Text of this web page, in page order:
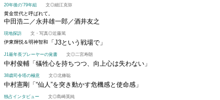
20年後の'79年組 文◎細江克弥
黄金世代と呼ばれて。
中田浩二／永井雄一郎／酒井友之
現地探訪 文・写真◎近藤篤
伊東輝悦＆明神智和 「J3という戦場で」
J1最年長プレーヤーの覚書 文◎二宮寿朗
中村俊輔 「犠牲心を持ちつつ、向上心は失わない」
38歳司令塔の極意 文◎北條聡
中村憲剛 「“仙人”を突き動かす危機感と使命感」
独占インタビュー 文◎島崎英純